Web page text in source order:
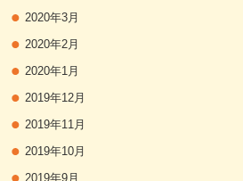
2020年3月
2020年2月
2020年1月
2019年12月
2019年11月
2019年10月
2019年9月